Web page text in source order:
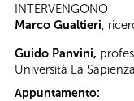
INTERVENGONO
Marco Gualtieri,
Guido Panvini,
Università La
Appuntamento: